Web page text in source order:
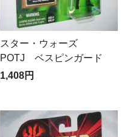
スター・ウォーズ
POTJ ベスピンガード
1,408円